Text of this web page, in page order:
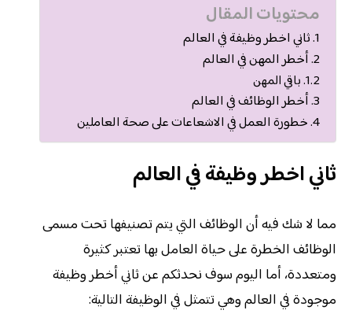
محتويات المقال
ثاني اخطر وظيفة في العالم
أخطر المهن في العالم
باقي المهن
أخطر الوظائف في العالم
خطورة العمل في الاشعاعات على صحة العاملين
ثاني اخطر وظيفة في العالم
مما لا شك فيه أن الوظائف التي يتم تصنيفها تحت مسمى
الوظائف الخطرة على حياة العامل بها تعتبر كثيرة
ومتعددة، أما اليوم سوف نحدثكم عن ثاني أخطر وظيفة
موجودة في العالم وهي تتمثل في الوظيفة التالية: